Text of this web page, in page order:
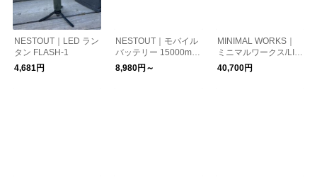
NESTOUT｜LED ラン
タン FLASH-1
4,681円
NESTOUT｜モバイル
バッテリー 15000mA
h
8,980円～
MINIMAL WORKS｜
ミニマルワークス/LIF
E CHAIR B
40,700円